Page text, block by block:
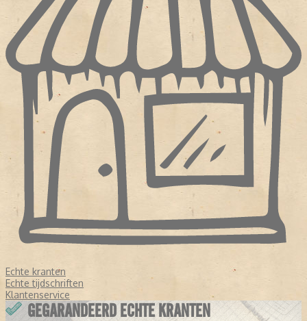
Echte kranten
Echte tijdschriften
Klantenservice
GEGARANDEERD ECHTE KRANTEN